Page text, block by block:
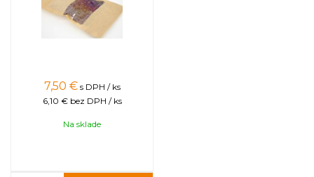
7,50 € s DPH / ks
6,10 € bez DPH / ks
Na sklade